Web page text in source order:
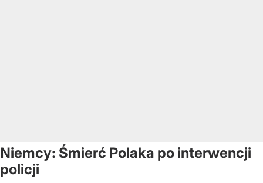
Niemcy: Śmierć Polaka po interwencji
policji